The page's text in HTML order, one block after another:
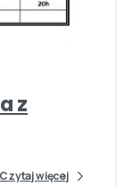
-
z
Czytaj więcej